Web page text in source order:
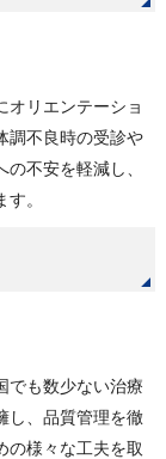
オリエンテーショ
調不良時の受診や
不安を軽減し、
。
でも数少ない治療
し、品質管理を徹
の様々な工夫を取